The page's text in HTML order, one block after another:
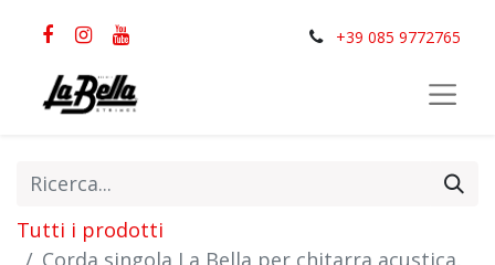
+39 085 9772765
Tutti i prodotti
Corda singola La Bella per chitarra acustica,